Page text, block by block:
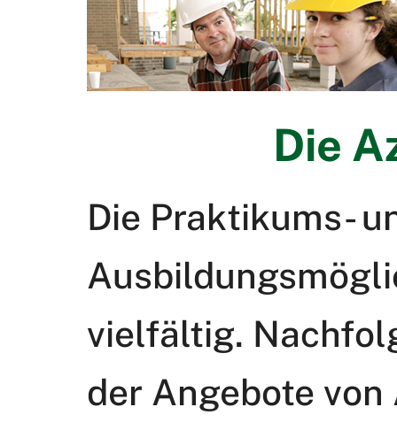
Die
Die Praktikums-
vielfältig.
der Angebote von